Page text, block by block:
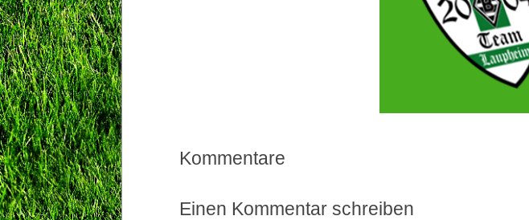
Kommentare
Einen Kommentar schreiben